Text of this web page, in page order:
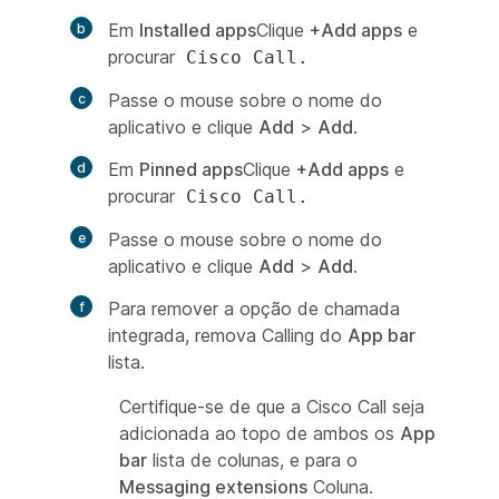
Em Installed appsClique +Add apps e
procurar Cisco Call.
Passe o mouse sobre o nome do
aplicativo e clique Add > Add.
Em Pinned appsClique +Add apps e
procurar Cisco Call.
Passe o mouse sobre o nome do
aplicativo e clique Add > Add.
Para remover a opção de chamada
integrada, remova Calling do App bar
lista.
Certifique-se de que a Cisco Call seja
adicionada ao topo de ambos os App
bar lista de colunas, e para o
Messaging extensions Coluna.